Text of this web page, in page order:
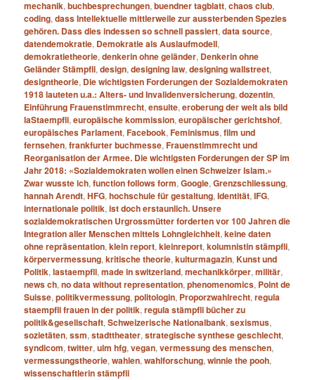
mechanik,buchbesprechungen,buendner tagblatt,chaos club,
coding,dass Intellektuelle mittlerweile zur aussterbenden Spezies
gehören. Dass dies indessen so schnell passiert,data source,
datendemokratie, Demokratie als Auslaufmodell,
demokratietheorie,denkerin ohne geländer, Denkerin ohne
Geländer Stämpfli,design,designing law,designing wallstreet,
designtheorie, Die wichtigsten Forderungen der Sozialdemokraten
1918 lauteten u.a.: Alters- und Invalidenversicherung,dozentin,
Einführung Frauenstimmrecht,ensuite,eroberung der welt als bild
laStaempfli,europäische kommission,europäischer gerichtshof,
europäisches Parlament,Facebook,Feminismus,film und
fernsehen,frankfurter buchmesse,Frauenstimmrecht und
Reorganisation der Armee. Die wichtigsten Forderungen der SP im
Jahr 2018: «Sozialdemokraten wollen einen Schweizer Islam.»
Zwar wusste ich,function follows form,Google,Grenzschliessung,
hannah Arendt,HFG,hochschule für gestaltung,Identität,IFG,
internationale politik,ist doch erstaunlich. Unsere
sozialdemokratischen Urgrossmütter forderten vor 100 Jahren die
Integration aller Menschen mittels Lohngleichheit,keine daten
ohne repräsentation,klein report,kleinreport,kolumnistin stämpfli,
körpervermessung,kritische theorie,kulturmagazin,Kunst und
Politik,lastaempfli,made in switzerland,mechanikkörper,militär,
news ch,no data without representation,phenomenomics, Point de
Suisse,politikvermessung,politologin, Proporzwahlrecht,regula
staempfli frauen in der politik,regula stämpfli bücher zu
politik&gesellschaft,Schweizerische Nationalbank,sexismus,
sozietäten,ssm,stadttheater,strategische synthese geschlecht,
syndicom,twitter,ulm hfg,vegan,vermessung des menschen,
vermessungstheorie,wahlen,wahlforschung,winnie the pooh,
wissenschaftlerin stämpfli